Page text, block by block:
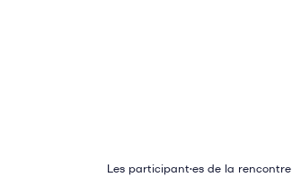
Les participant•es de la rencontre